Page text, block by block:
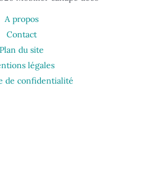
A propos
Contact
Plan du site
légales
de confidentialité